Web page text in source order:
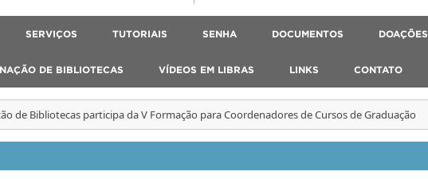
SERVIÇOS TUTORIAIS SENHA DOCUMENTOS DOAÇÕES
DE BIBLIOTECAS VÍDEOS EM LIBRAS LINKS CONTATO
de Bibliotecas participa da V Formação para Coordenadores de Cursos de Graduação